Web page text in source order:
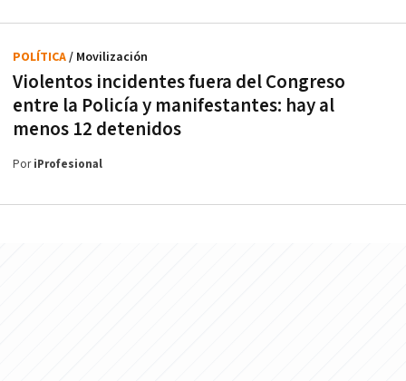
Violentos incidentes fuera del Congreso
entre la Policía y manifestantes: hay al
menos 12 detenidos
POLÍTICA/ Movilización
PoriProfesional